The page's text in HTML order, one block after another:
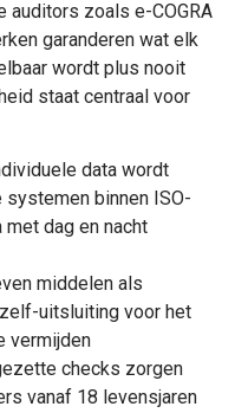
auditors zoals e-COGRA
garanderen wat elk
wordt plus nooit
staat centraal voor
data wordt
binnen ISO-
dag en nacht
middelen als
uitsluiting voor het
vermijden
checks zorgen
vanaf 18 levensjaren